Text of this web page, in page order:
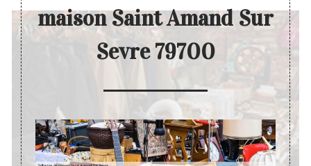
maison Saint Amand Sur
Sevre 79700